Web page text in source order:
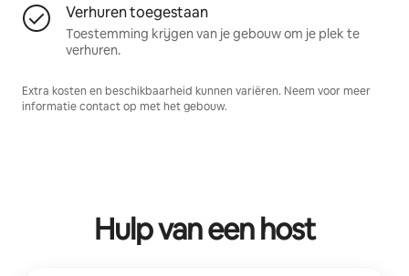
Verhuren toegestaan
Toestemming krijgen van je gebouw om je plek te
verhuren.
Extra kosten en beschikbaarheid kunnen variëren. Neem voor meer
informatie contact op met het gebouw.
Hulp van een host